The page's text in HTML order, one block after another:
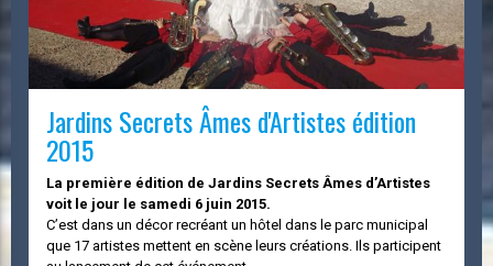
Jardins Secrets Âmes d'Artistes édition
2015
La première édition de Jardins Secrets Âmes d’Artistes
voit le jour le samedi 6 juin 2015.
C’est dans un décor recréant un hôtel dans le parc municipal
que 17 artistes mettent en scène leurs créations. Ils participent